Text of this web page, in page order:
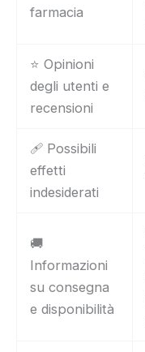
farmacia
⭐ Opinioni
degli utenti e
recensioni
🩹 Possibili
effetti
indesiderati
🚚
Informazioni
su consegna
e disponibilità